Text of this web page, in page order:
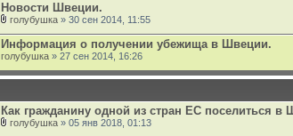
Новости Швеции.
л
о
ж
е
н
я
голубушка » 30 сен 2014, 11:55
Информация о получении убежища в Швеции.
голубушка » 27 сен 2014, 16:26
Как гражданину одной из стран ЕС поселиться
голубушка » 05 янв 2018, 01:13